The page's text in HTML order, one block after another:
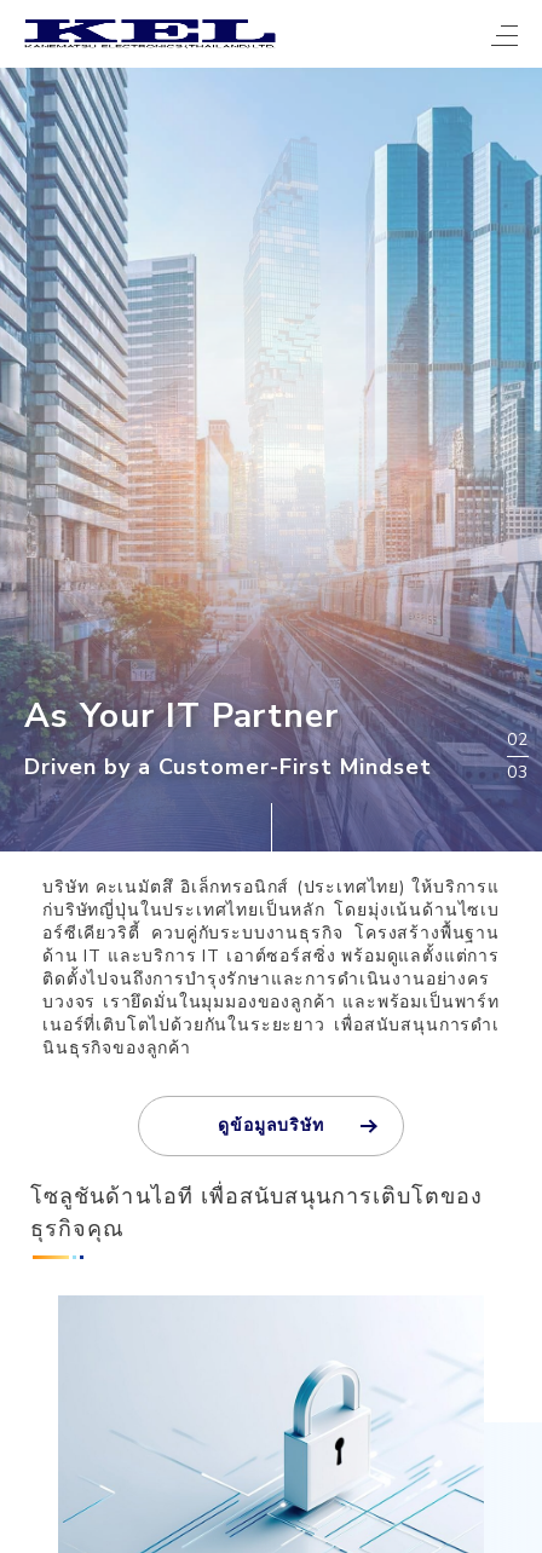
As Your IT Partner
Driven by a Customer-First Mindset
As Your IT Partner
Driven by a Customer-First Mindset
As Your IT Partner
Driven by a Customer-First Mindset
2
3
บริษัท คะเนมัตสึ อิเล็กทรอนิกส์ (ประเทศไทย) ให้บริการแ
ก่บริษัทญี่ปุ่นในประเทศไทยเป็นหลัก โดยมุ่งเน้นด้านไซเบ
อร์ซีเคียวริตี้ ควบคู่กับระบบงานธุรกิจ โครงสร้างพื้นฐาน
ด้าน IT และบริการ IT เอาต์ซอร์สซิ่ง พร้อมดูแลตั้งแต่การ
ติดตั้งไปจนถึงการบำรุงรักษาและการดำเนินงานอย่างคร
บวงจร เรายึดมั่นในมุมมองของลูกค้า และพร้อมเป็นพาร์ท
เนอร์ที่เติบโตไปด้วยกันในระยะยาว เพื่อสนับสนุนการดำเ
นินธุรกิจของลูกค้า
ดูข้อมูลบริษัท
โซลูชันด้านไอที เพื่อสนับสนุนการเติบโตของ
ธุรกิจคุณ